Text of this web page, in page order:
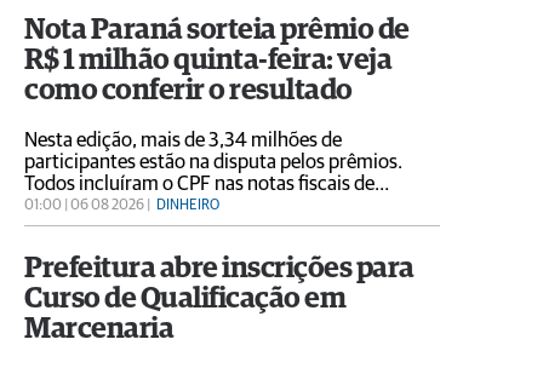
Nota Paraná sorteia prêmio de
R$ 1 milhão quinta-feira: veja
como conferir o resultado
Nesta edição, mais de 3,34 milhões de
participantes estão na disputa pelos prêmios.
Todos incluíram o CPF nas notas fiscais de
compras realizadas em abril de 2026, gerando
mais de 31,4 milhões de bilhetes eletrônicos
01:00 | 06 08 2026 | DINHEIRO
Prefeitura abre inscrições para
Curso de Qualificação em
Marcenaria